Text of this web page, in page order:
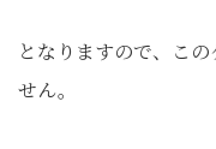
となりますので、こ
せん。